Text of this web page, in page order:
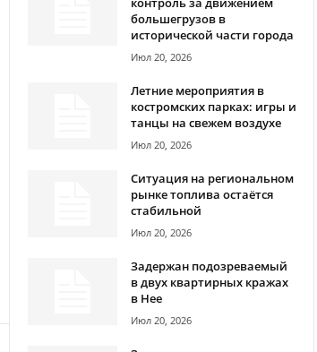
большегрузов в
исторической части города
Июл 20, 2026
Летние мероприятия в
костромских парках: игры и
танцы на свежем воздухе
Июл 20, 2026
Ситуация на региональном
рынке топлива остаётся
стабильной
Июл 20, 2026
Задержан подозреваемый
в двух квартирных кражах
в Нее
Июл 20, 2026